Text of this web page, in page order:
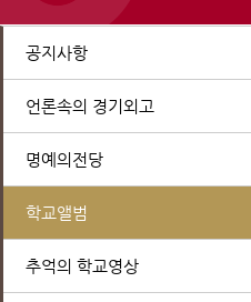
공지사항
언론속의 경기외고
명예의전당
학교앨범
추억의 학교영상